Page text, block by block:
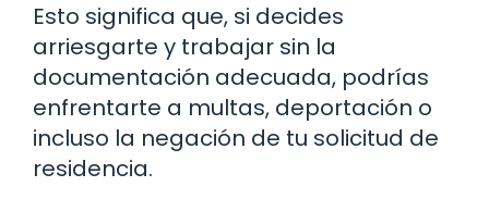
Esto significa que, si decides
arriesgarte y trabajar sin la
documentación adecuada, podrías
enfrentarte a multas, deportación o
incluso la negación de tu solicitud de
residencia.